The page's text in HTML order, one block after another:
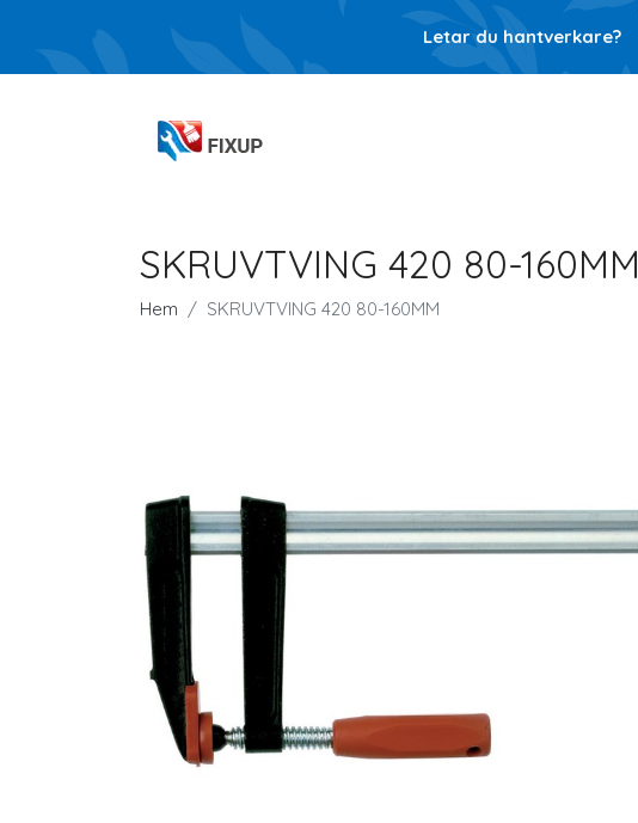
Letar du hantverkare?
SKRUVTVING 420 80-160MM
Hem SKRUVTVING 420 80-160MM